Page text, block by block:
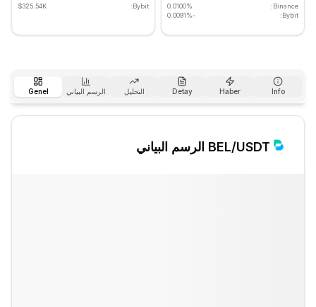
Binance:
0.0100%
Bybit:
-0.0091%
Bybit:
$325.54K
Genel الرسم البياني التحليل Detay Haber Info
BEL/USDT الرسم البياني